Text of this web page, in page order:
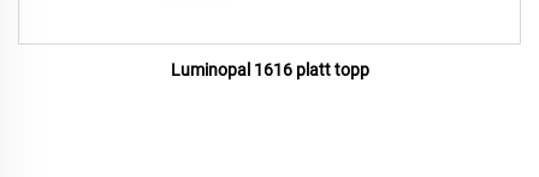
Luminopal 1616 platt topp